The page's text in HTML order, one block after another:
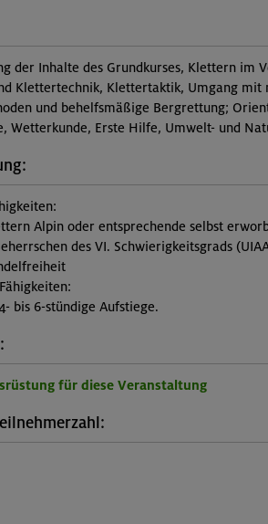
der Inhalte des Grundkurses, Klettern im
Klettertechnik, Klettertaktik, Umgang mit
und behelfsmäßige Bergrettung;
Wetterkunde, Erste Hilfe, Umwelt- und
Alpin oder entsprechende selbst
des VI. Schwierigkeitsgrads
bis 6-stündige Aufstiege.
für diese Veranstaltung